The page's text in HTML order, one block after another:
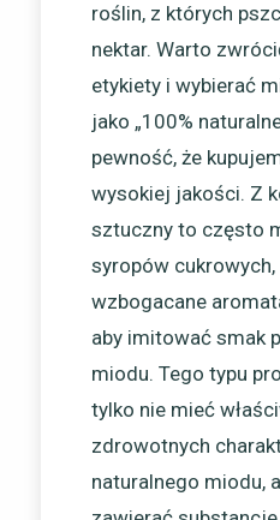
roślin, z których
nektar. Warto
etykiety i wybierać
jako „100%
pewność, że
wysokiej jakości. Z
sztuczny to często
syropów
wzbogacane
aby imitować smak
miodu. Tego typu
tylko nie mieć
zdrowotnych
naturalnego miodu,